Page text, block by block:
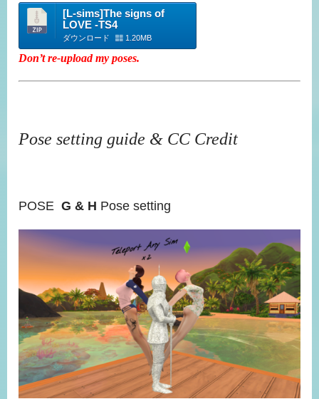
[L-sims]The signs of
LOVE -TS4
ダウンロード 1.20MB
Don’t re-upload my poses.
Pose setting guide & CC Credit
POSE G & H Pose setting